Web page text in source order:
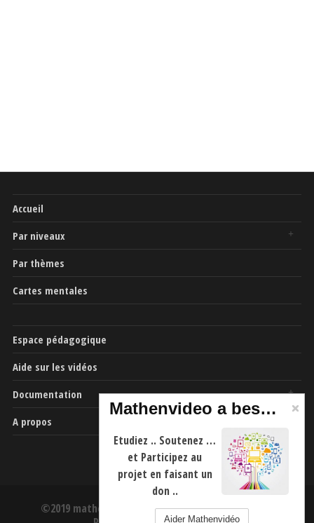
Accueil
Par niveaux
Par thèmes
Cartes mentales
Espace pédagogique
Aide sur les vidéos
Documentation
A propos
©2019 mathenvideo.fr -CGU-Mentions Légales
Mathenvideo a besoin de vous
Etudiez .. Soutenez …
et Participez au
projet en faisant un
don ..
Aider Mathenvidéo